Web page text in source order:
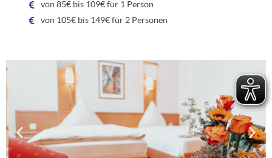
von 85€ bis 109€ für 1 Person
von 105€ bis 149€ für 2 Personen